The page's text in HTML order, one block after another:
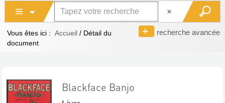
recherche avancée
Vous êtes ici : Accueil / Détail du
document
Blackface Banjo